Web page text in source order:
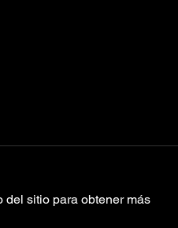
del sitio para obtener más